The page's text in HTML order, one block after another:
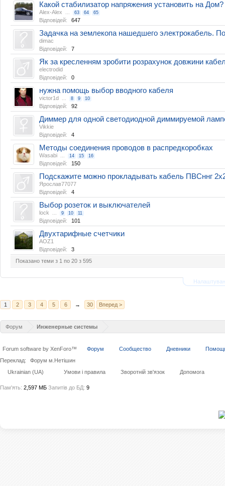
Какой стабилизатор напряжения установить на Дом?
Alex-Alex ... 63 64 65
Відповідей: 647
Задачка на землекопа нашедшего электрокабель.
dimac
Відповідей:
7
Як за кресленням зробити розрахунок довжини
electrodіd
Відповідей:
0
нужна помощь выбор вводного кабеля
victor1d ... 8 9 10
Відповідей: 92
Диммер для одной светодиодной диммируемой
Vikkie
Відповідей:
4
Методы соединения проводов в распредкоробках
Wasabi ... 14 15 16
Відповідей: 150
Подскажите можно прокладывать кабель ПВСннг
Ярослав77077
Відповідей:
4
Выбор розеток и выключателей
lock ... 9 10 11
Відповідей: 101
Двухтарифные счетчики
AOZ1
Відповідей:
3
Показано теми з 1 по 20 з 595
1 2 3 4 5 6 → 30 Вперед >
Форум Инженерные системы
Forum software by XenForo™
Переклад:
Форум м.Нетішин
Форум Сообщество Дневники
Ukrainian (UA) Умови і правила Зворотній зв'язок Допомога
Пам'ять: 2,597 МБ Запитів до БД: 9